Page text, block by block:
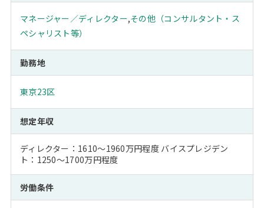
マネージャー／ディレクター,その他（コンサルタント・ス
ペシャリスト等）
勤務地
東京23区
想定年収
ディレクター：1610～1960万円程度 バイスプレジデン
ト：1250～1700万円程度
労働条件